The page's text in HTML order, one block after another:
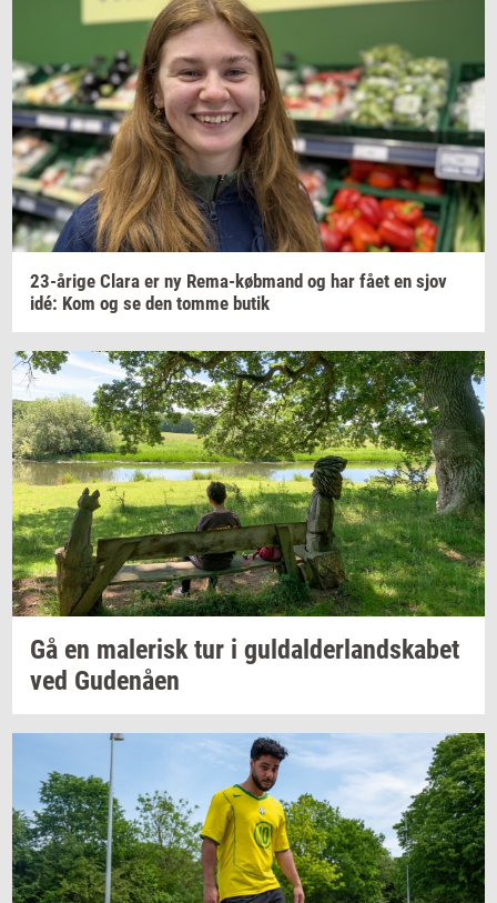
23-​årige Clara er ny Rema-​købmand og har fået en sjov
idé: Kom og se den tomme butik
Gå en ma­le­risktur i gul­dal­der­land­ska­bet
ved Gu­denå­en